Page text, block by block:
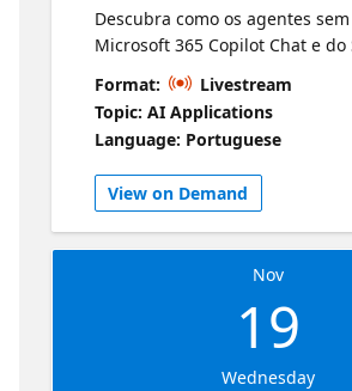
Descubra como os agentes
Microsoft 365 Copilot Chat e do
podem transformar as tarefas
experiência de aprendizado
usuários corporativos na
gerenciamento e no uso de
otimizar fluxos de trabalho e
produtividade.
Format:
Livestream
Topic: AI Applications
Language: Portuguese
View on Demand
Nov
19
Wednesday